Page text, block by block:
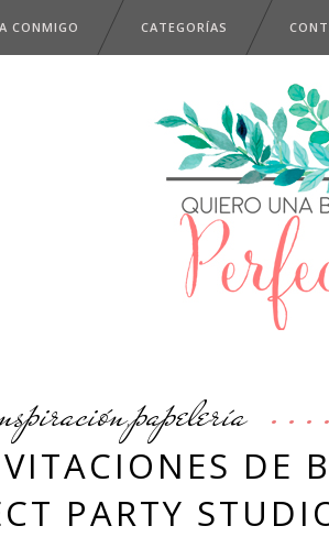
CONMIGO CATEGORÍAS
,papelería
DE
PARTY